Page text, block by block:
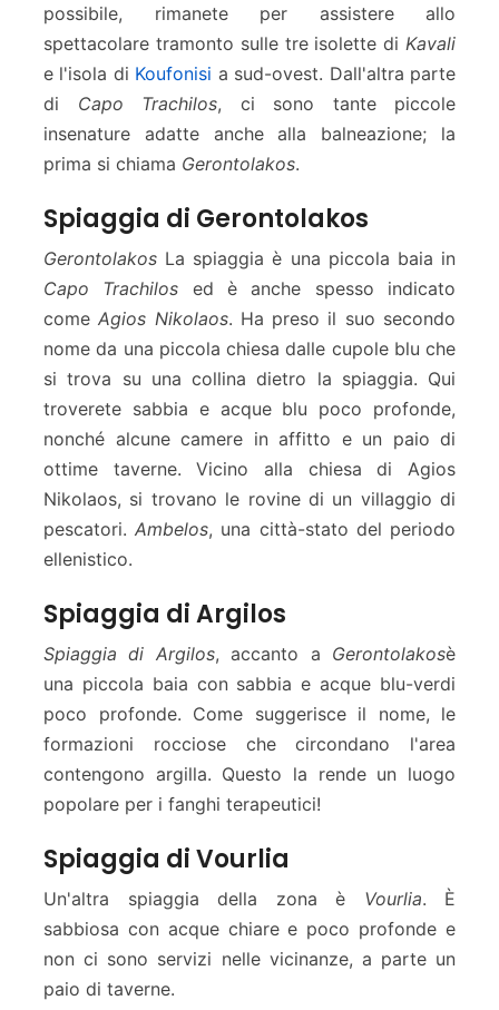
possibile, rimanete per assistere allo
spettacolare tramonto sulle tre isolette di Kavali
e l'isola di Koufonisi a sud-ovest. Dall'altra parte
di Capo Trachilos, ci sono tante piccole
insenature adatte anche alla balneazione; la
prima si chiama Gerontolakos.
Spiaggia di Gerontolakos
Gerontolakos La spiaggia è una piccola baia in
Capo Trachilos ed è anche spesso indicato
comeAgios Nikolaos. Ha preso il suo secondo
nome da una piccola chiesa dalle cupole blu che
si trova su una collina dietro la spiaggia. Qui
troverete sabbia e acque blu poco profonde,
nonché alcune camere in affitto e un paio di
ottime taverne. Vicino alla chiesa di Agios
Nikolaos, si trovano le rovine di un villaggio di
pescatori.Ambelos, una città-stato del periodo
ellenistico.
Spiaggia di Argilos
Spiaggia di Argilos, accanto a Gerontolakosè
una piccola baia con sabbia e acque blu-verdi
poco profonde. Come suggerisce il nome, le
formazioni rocciose che circondano l'area
contengono argilla. Questo la rende un luogo
popolare per i fanghi terapeutici!
Spiaggia di Vourlia
Un'altra spiaggia della zona è Vourlia. È
sabbiosa con acque chiare e poco profonde e
non ci sono servizi nelle vicinanze, a parte un
paio di taverne.